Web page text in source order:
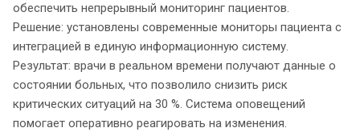
обеспечить непрерывный мониторинг пациентов.
Решение: установлены современные мониторы пациента с
интеграцией в единую информационную систему.
Результат: врачи в реальном времени получают данные о
состоянии больных, что позволило снизить риск
критических ситуаций на 30 %. Система оповещений
помогает оперативно реагировать на изменения.